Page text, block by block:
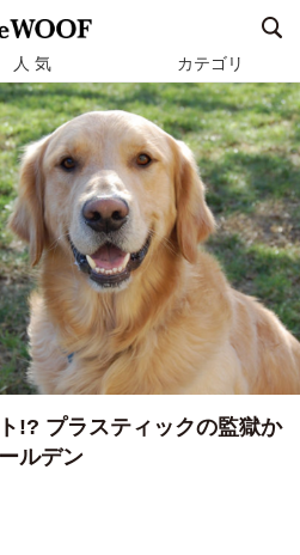
人 気 カテゴリ
!? プラスティックの監獄か
ルデン